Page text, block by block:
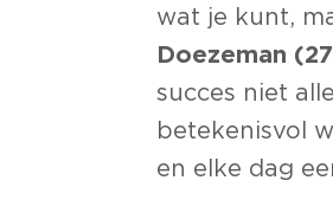
wat je kunt,
Doezeman
succes niet
betekenisvol
en elke dag